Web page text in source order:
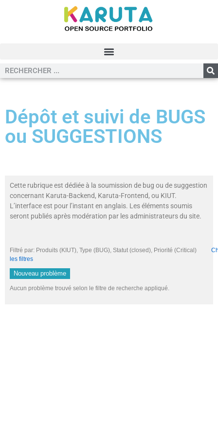
Dépôt et suivi de BUGS
ou SUGGESTIONS
Cette rubrique est dédiée à la soumission de bug ou de suggestion
concernant Karuta-Backend, Karuta-Frontend, ou KIUT.
L’interface est pour l’instant en anglais. Les éléments soumis
seront publiés après modération par les administrateurs du site.
Filtré par: Produits (KIUT), Type (BUG), Statut (closed), Priorité (Critical)
les filtres
Nouveau problème
Aucun problème trouvé selon le filtre de recherche appliqué.